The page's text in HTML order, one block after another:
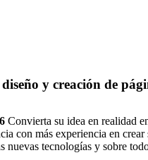
y creación de
Convierta su idea en realidad
con más experiencia en
nuevas tecnologías y sobre